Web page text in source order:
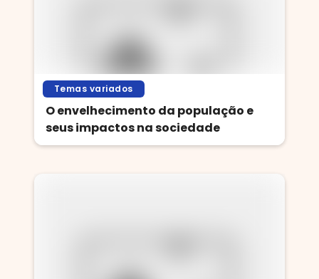
Temas variados
O envelhecimento da população e
seus impactos na sociedade